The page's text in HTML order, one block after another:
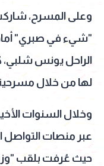
وعلى المسرح،
"شيء في صبري" أمام
الراحل يونس
لها من خلال
وخلال السنوات
عبر منصات التواصل
حيث عُرفت بلقب